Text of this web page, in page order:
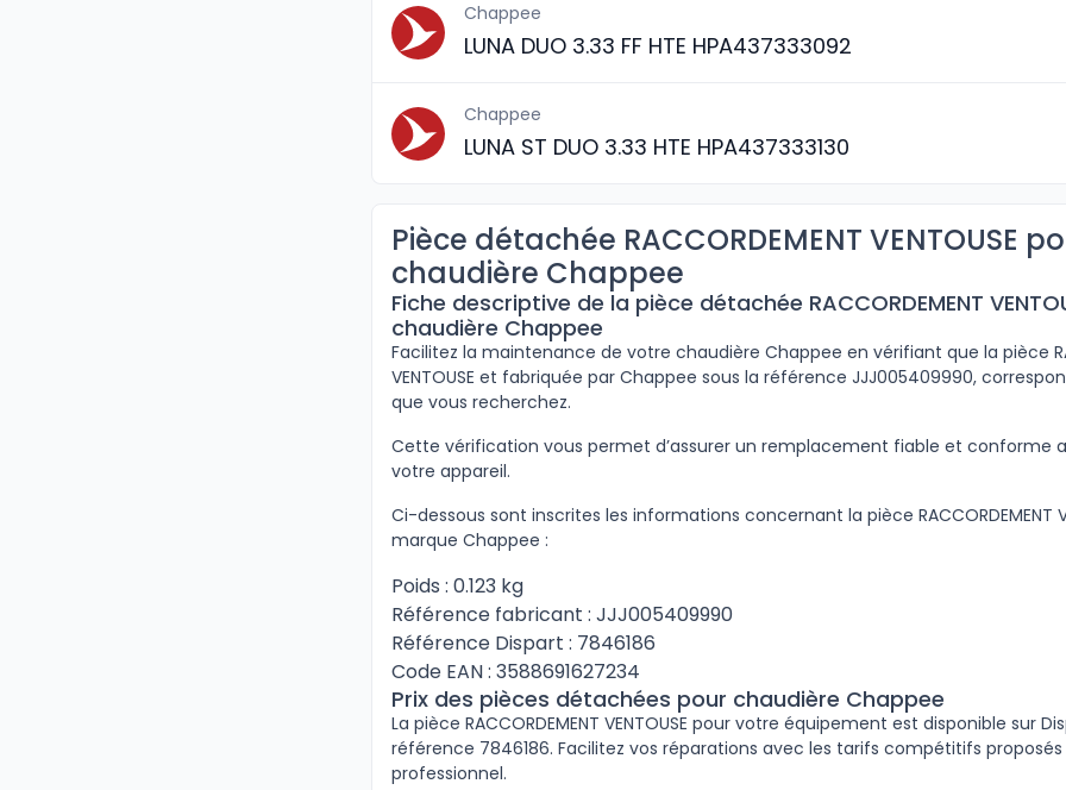
Chappee
LUNA DUO 3.33 FF HTE HPA437333092
Chappee
LUNA ST DUO 3.33 HTE HPA437333130
Pièce détachée RACCORDEMENT VENTOUSE
chaudière Chappee
Fiche descriptive de la pièce détachée RACCORDEMENT
chaudière Chappee
Facilitez la maintenance de votre chaudière Chappee en vérifiant que la pièce
VENTOUSE et fabriquée par Chappee sous la référence JJJ005409990,
que vous recherchez.
Cette vérification vous permet d’assurer un remplacement fiable et conforme
votre appareil.
Ci-dessous sont inscrites les informations concernant la pièce RACCORDEMENT
marque Chappee :
Poids : 0.123 kg
Référence fabricant : JJJ005409990
Référence Dispart : 7846186
Code EAN : 3588691627234
Prix des pièces détachées pour chaudière Chappee
La pièce RACCORDEMENT VENTOUSE pour votre équipement est disponible sur
référence 7846186. Facilitez vos réparations avec les tarifs compétitifs proposés
professionnel.